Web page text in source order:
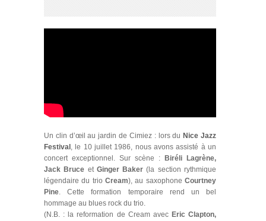
Un clin d’œil au jardin de Cimiez : lors du Nice Jazz
Festival , le 10 juillet 1986, nous avons assisté à un
concert exceptionnel. Sur scène : Biréli Lagrène,
Jack Bruce et Ginger Baker (la section rythmique
légendaire du trio Cream), au saxophoneCourtney
Pine. Cette formation temporaire rend un bel
hommage au blues rock du trio.
(N.B. : la reformation de Cream avec Eric Clapton,